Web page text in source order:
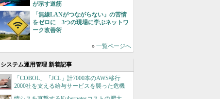
が示す道筋
「無線LANがつながらない」の苦情
をゼロに 3つの現場に学ぶネットワ
ーク改善術
» 一覧ページへ
システム運用管理 新着記事
「COBOL」「JCL」計7000本のAWS移行
2000社を支える給与サービスを襲った危機